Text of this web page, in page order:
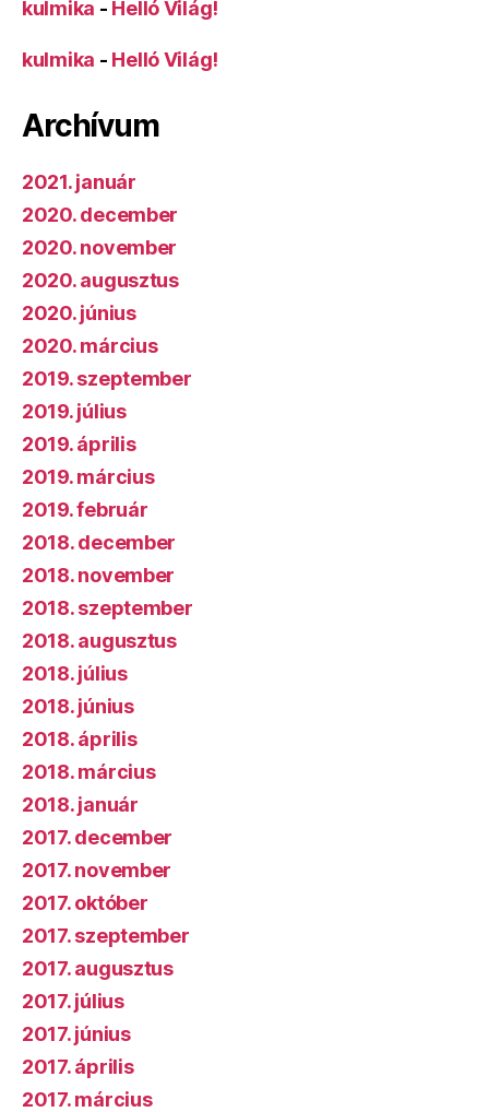
kulmika - Helló Világ!
kulmika - Helló Világ!
Archívum
2021. január
2020. december
2020. november
2020. augusztus
2020. június
2020. március
2019. szeptember
2019. július
2019. április
2019. március
2019. február
2018. december
2018. november
2018. szeptember
2018. augusztus
2018. július
2018. június
2018. április
2018. március
2018. január
2017. december
2017. november
2017. október
2017. szeptember
2017. augusztus
2017. július
2017. június
2017. április
2017. március